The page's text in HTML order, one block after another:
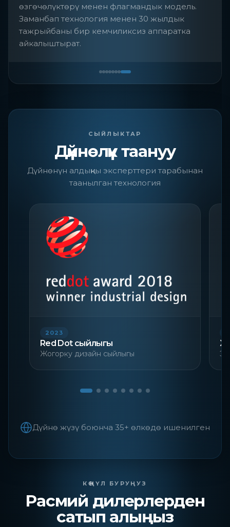
өзгөчөлүктөрү менен флагмандык модель.
Заманбап технология менен 30 жылдык
тажрыйбаны бир кемчиликсиз аппаратка
айкалыштырат.
СЫЙЛЫКТАР
Дүйнөлүк таануу
Дүйнөнүн алдыңкы эксперттери тарабынан
таанылган технология
2023
Red Dot сыйлыгы
Жогорку дизайн сыйлыгы
Дүйнө жүзү боюнча 35+ өлкөдө ишенилген
КӨҢҮЛ БУРУҢУЗ
Расмий дилерлерден
сатып алыңыз